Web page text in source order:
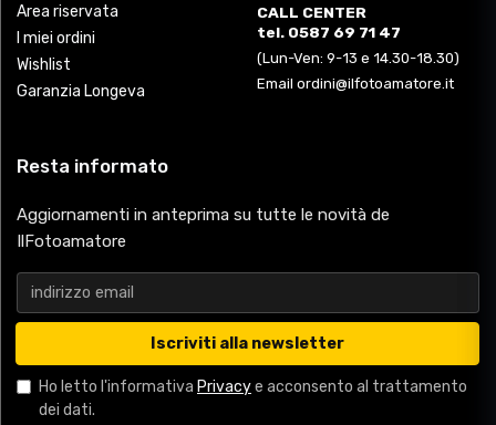
Area riservata
I miei ordini
Wishlist
Garanzia Longeva
CALL CENTER
tel. 0587 69 71 47
(Lun-Ven: 9-13 e 14.30-18.30)
Email ordini@ilfotoamatore.it
Resta informato
Aggiornamenti in anteprima su tutte le novità de
IlFotoamatore
Iscriviti alla newsletter
Ho letto l'informativa Privacye acconsento al trattamento
dei dati.